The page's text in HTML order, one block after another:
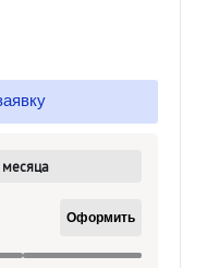
месяца
Оформить